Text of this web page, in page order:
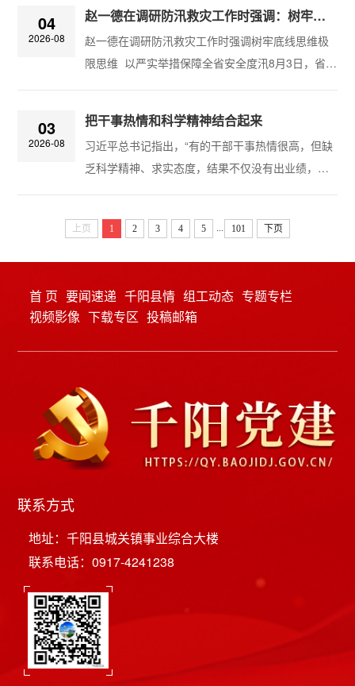
标任务的关键期，全县上下要以高度的责任感和紧
04
2026-08
赵一德在调研防汛救灾工作时强调：树牢底线思维极限思维 以严实举措保障全省安全度汛
赵一德在调研防汛救灾工作时强调树牢底线思维极
限思维 以严实举措保障全省安全度汛8月3日，省委
平总书记关于防灾减灾救灾的重要论述，认真落实
省委十四届十次全会部署，牢固树立和践行正确政
绩观，树牢底线思维、极限思维，突出预防为主、
汛，全力维护人民群众生命财产安全。赵一德首...
03
2026-08
把干事热情和科学精神结合起来
习近平总书记指出，“有的干部干事热情很高，但缺
乏科学精神、求实态度，结果不仅没有出业绩，反
工作需要、符合群众利益”。这些重要论述深刻揭示
成事”提供了重要遵循。满怀干事创业的热情，是成
就事业、推动发展的精神基石。...
上页 1 2 3 4 5 101 下页
首 页 要闻速递 千阳县情 组工动态 专题专栏
视频影像 下载专区 投稿邮箱
联系方式
地址：千阳县城关镇事业综合大楼
联系电话：0917-4241238